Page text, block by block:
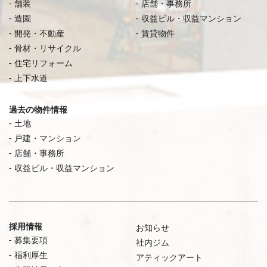
舗装
造園
開発・不動産
骨材・リサイクル
住宅リフォーム
上下水道
店舗・事務所
収益ビル・収益マンション
賃貸物件
過去の物件情報
土地
戸建・マンション
店舗・事務所
収益ビル・収益マンション
採用情報
募集要項
福利厚生
お知らせ
社内ジム
アティックアート